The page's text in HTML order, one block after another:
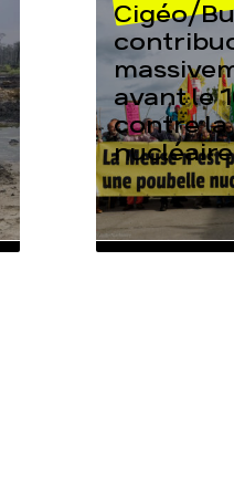
Cigéo/
avant le
contre la
nucléaire